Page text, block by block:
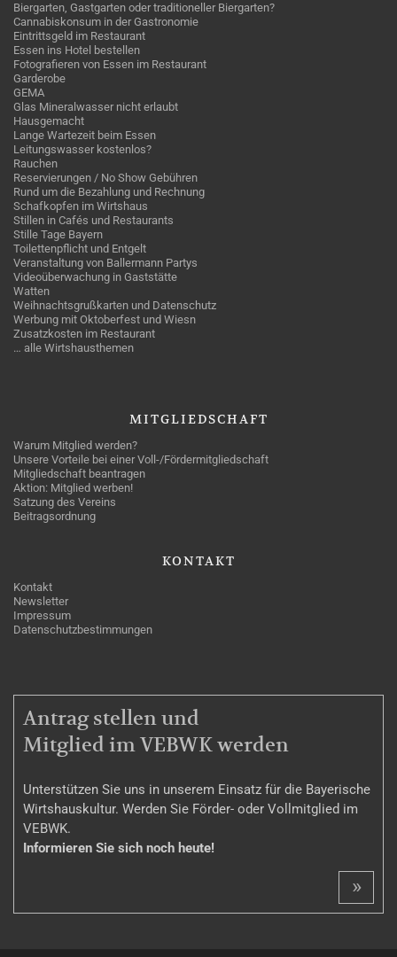
Biergarten, Gastgarten oder traditioneller Biergarten?
Cannabiskonsum in der Gastronomie
Eintrittsgeld im Restaurant
Essen ins Hotel bestellen
Fotografieren von Essen im Restaurant
Garderobe
GEMA
Glas Mineralwasser nicht erlaubt
Hausgemacht
Lange Wartezeit beim Essen
Leitungswasser kostenlos?
Rauchen
Reservierungen / No Show Gebühren
Rund um die Bezahlung und Rechnung
Schafkopfen im Wirtshaus
Stillen in Cafés und Restaurants
Stille Tage Bayern
Toilettenpflicht und Entgelt
Veranstaltung von Ballermann Partys
Videoüberwachung in Gaststätte
Watten
Weihnachtsgrußkarten und Datenschutz
Werbung mit Oktoberfest und Wiesn
Zusatzkosten im Restaurant
… alle Wirtshausthemen
MITGLIEDSCHAFT
Warum Mitglied werden?
Unsere Vorteile bei einer Voll-/Fördermitgliedschaft
Mitgliedschaft beantragen
Aktion: Mitglied werben!
Satzung des Vereins
Beitragsordnung
KONTAKT
Kontakt
Newsletter
Impressum
Datenschutzbestimmungen
MITGLIEDSCHAFT
Antrag stellen und
Mitglied im VEBWK werden
Unterstützen Sie uns in unserem Einsatz für die Bayerische
Wirtshauskultur. Werden Sie Förder- oder Vollmitglied im
VEBWK.
Informieren Sie sich noch heute!
»